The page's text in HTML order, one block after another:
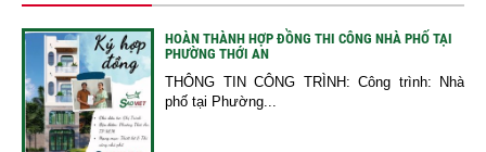
HOÀN THÀNH HỢP ĐỒNG THI CÔNG NHÀ PHỐ TẠI
PHƯỜNG THỚI AN
THÔNG TIN CÔNG TRÌNH: Công trình: Nhà
phố tại Phường...